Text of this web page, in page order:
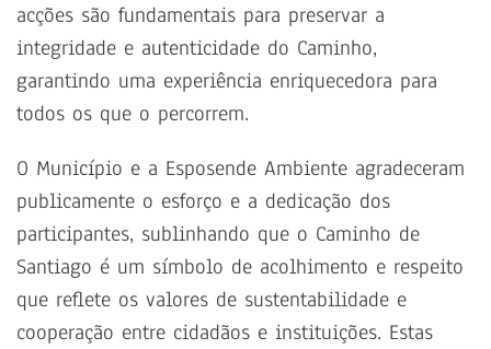
acções são fundamentais para preservar a
integridade e autenticidade do Caminho,
garantindo uma experiência enriquecedora para
todos os que o percorrem.
O Município e a Esposende Ambiente agradeceram
publicamente o esforço e a dedicação dos
participantes, sublinhando que o Caminho de
Santiago é um símbolo de acolhimento e respeito
que reflete os valores de sustentabilidade e
cooperação entre cidadãos e instituições. Estas